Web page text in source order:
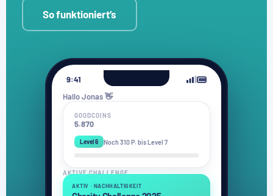
So funktioniert’s
9:41
Hallo Jonas 👋
GOODCOINS
5.870
Level 6 Noch 310 P. bis Level 7
AKTIVE CHALLENGE
AKTIV · NACHHALTIGKEIT